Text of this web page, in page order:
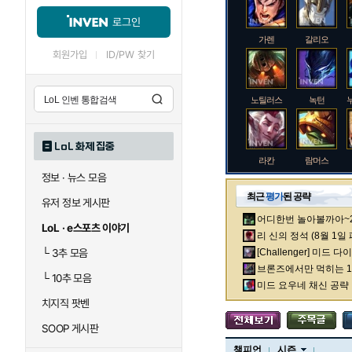
로그인
회원가입 ID/PW 찾기
LoL 화제 집중
정보 · 뉴스 모음
유저 정보 게시판
LoL · e스포츠 이야기
└3추 모음
└10추 모음
치지직 팟벤
SOOP 게시판
가렌 갈리오
노틸러스 녹턴
라칸 람머스
로크 루시안
말자하 말파이트
바이 베이가
최근평가된 공략
어디한번 놀아볼까아
리 신의 정석 (8월 1일
[Challenger] 미드 다
브론즈에서만 먹히는
미드 요우네 채신 공
챔피언 시즌